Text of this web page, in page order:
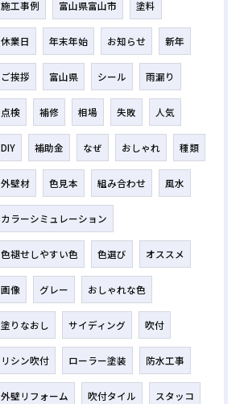
施工事例 富山県富山市 塗料
休業日 年末年始 お知らせ 新年
ご挨拶 富山県 シール 雨漏り
点検 補修 相場 失敗 人気
DIY 補助金 なぜ おしゃれ 種類
外壁材 色見本 組み合わせ 風水
カラーシミュレーション
色褪せしやすい色 色選び オススメ
画像 グレー おしゃれな色
塗りなおし サイディング 吹付
リシン吹付 ローラー塗装 防水工事
外壁リフォーム 吹付タイル スタッコ